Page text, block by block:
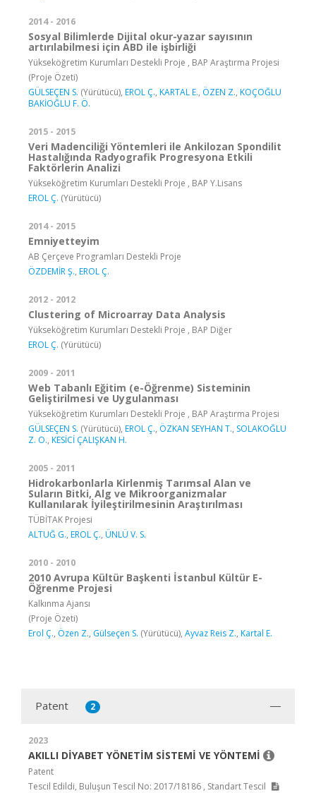
2014 - 2016
Sosyal Bilimlerde Dijital okur-yazar sayısının
artırılabilmesi için ABD ile işbirliği
Yükseköğretim Kurumları Destekli Proje , BAP Araştırma Projesi
(Proje Özeti)
GÜLSEÇEN S. (Yürütücü), EROL Ç., KARTAL E., ÖZEN Z., KOÇOĞLU
BAKİOĞLU F. Ö.
2015 - 2015
Veri Madenciliği Yöntemleri ile Ankilozan Spondilit
Hastalığında Radyografik Progresyona Etkili
Faktörlerin Analizi
Yükseköğretim Kurumları Destekli Proje , BAP Y.Lisans
EROL Ç. (Yürütücü)
2014 - 2015
Emniyetteyim
AB Çerçeve Programları Destekli Proje
ÖZDEMİR Ş., EROL Ç.
2012 - 2012
Clustering of Microarray Data Analysis
Yükseköğretim Kurumları Destekli Proje , BAP Diğer
EROL Ç. (Yürütücü)
2009 - 2011
Web Tabanlı Eğitim (e-Öğrenme) Sisteminin
Geliştirilmesi ve Uygulanması
Yükseköğretim Kurumları Destekli Proje , BAP Araştırma Projesi
GÜLSEÇEN S. (Yürütücü), EROL Ç., ÖZKAN SEYHAN T., SOLAKOĞLU
Z. O., KESİCİ ÇALIŞKAN H.
2005 - 2011
Hidrokarbonlarla Kirlenmiş Tarımsal Alan ve
Suların Bitki, Alg ve Mikroorganizmalar
Kullanılarak İyileştirilmesinin Araştırılması
TÜBİTAK Projesi
ALTUĞ G., EROL Ç., ÜNLÜ V. S.
2010 - 2010
2010 Avrupa Kültür Başkenti İstanbul Kültür E-
Öğrenme Projesi
Kalkınma Ajansı
(Proje Özeti)
Erol Ç., Özen Z., Gülseçen S. (Yürütücü), Ayvaz Reis Z., Kartal E.
Patent 2
2023
AKILLI DİYABET YÖNETİM SİSTEMİ VE YÖNTEMİ
Patent
Tescil Edildi, Buluşun Tescil No: 2017/18186 , Standart Tescil